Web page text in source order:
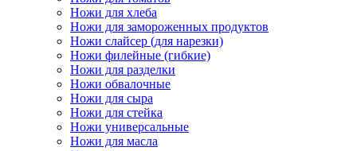
Ножи для хлеба
Ножи для замороженных продуктов
Ножи слайсер (для нарезки)
Ножи филейные (гибкие)
Ножи для разделки
Ножи обвалочные
Ножи для сыра
Ножи для стейка
Ножи универсальные
Ножи для масла